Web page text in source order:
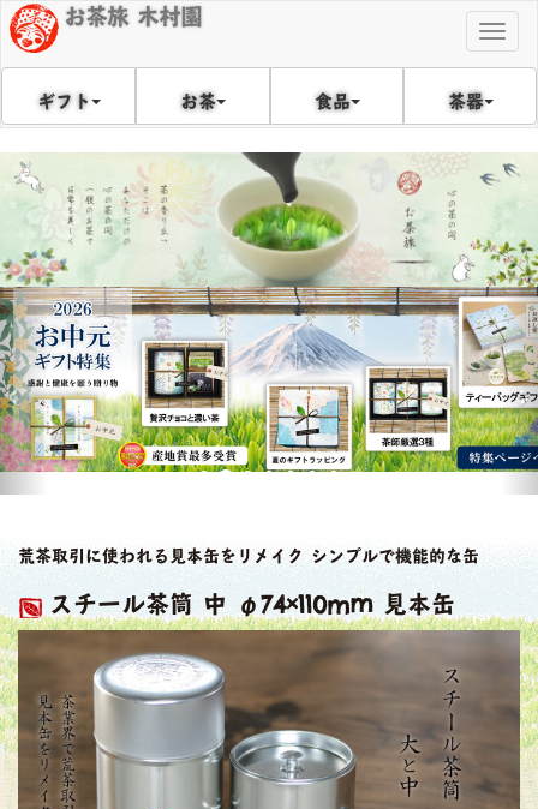
お茶旅 木村園
ギフト お茶 食品 茶器
戻
る
次
へ
荒茶取引に使われる見本缶をリメイク シンプルで機能的な缶
スチール茶筒 中 φ74×110mm 見本缶